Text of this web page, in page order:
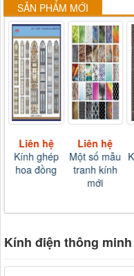
SẢN PHẨM MỚI
Liên hệ
Kính ghép
hoa đồng
Liên hệ
Một số mẫu
tranh kính
mới
Kính điện thông